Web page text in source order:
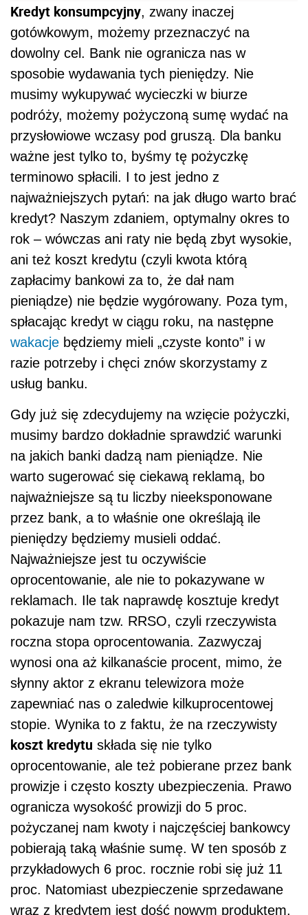
Kredyt konsumpcyjny, zwany inaczej
gotówkowym, możemy przeznaczyć na
dowolny cel. Bank nie ogranicza nas w
sposobie wydawania tych pieniędzy. Nie
musimy wykupywać wycieczki w biurze
podróży, możemy pożyczoną sumę wydać na
przysłowiowe wczasy pod gruszą. Dla banku
ważne jest tylko to, byśmy tę pożyczkę
terminowo spłacili. I to jest jedno z
najważniejszych pytań: na jak długo warto brać
kredyt? Naszym zdaniem, optymalny okres to
rok – wówczas ani raty nie będą zbyt wysokie,
ani też koszt kredytu (czyli kwota którą
zapłacimy bankowi za to, że dał nam
pieniądze) nie będzie wygórowany. Poza tym,
spłacając kredyt w ciągu roku, na następne
wakacje będziemy mieli „czyste konto” i w
razie potrzeby i chęci znów skorzystamy z
usług banku.
Gdy już się zdecydujemy na wzięcie pożyczki,
musimy bardzo dokładnie sprawdzić warunki
na jakich banki dadzą nam pieniądze. Nie
warto sugerować się ciekawą reklamą, bo
najważniejsze są tu liczby nieeksponowane
przez bank, a to właśnie one określają ile
pieniędzy będziemy musieli oddać.
Najważniejsze jest tu oczywiście
oprocentowanie, ale nie to pokazywane w
reklamach. Ile tak naprawdę kosztuje kredyt
pokazuje nam tzw. RRSO, czyli rzeczywista
roczna stopa oprocentowania. Zazwyczaj
wynosi ona aż kilkanaście procent, mimo, że
słynny aktor z ekranu telewizora może
zapewniać nas o zaledwie kilkuprocentowej
stopie. Wynika to z faktu, że na rzeczywisty
koszt kredytu składa się nie tylko
oprocentowanie, ale też pobierane przez bank
prowizje i często koszty ubezpieczenia. Prawo
ogranicza wysokość prowizji do 5 proc.
pożyczanej nam kwoty i najczęściej bankowcy
pobierają taką właśnie sumę. W ten sposób z
przykładowych 6 proc. rocznie robi się już 11
proc. Natomiast ubezpieczenie sprzedawane
wraz z kredytem jest dość nowym produktem.